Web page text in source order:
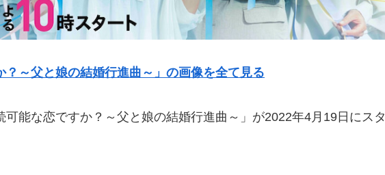
？～父と娘の結婚行進曲～」の画像を全て見る
可能な恋ですか？～父と娘の結婚行進曲～」が2022年4月19日にスタ